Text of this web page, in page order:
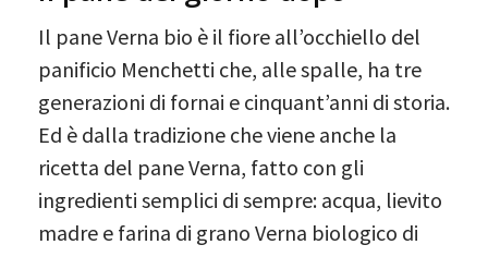
Il pane Verna bio è il fiore all’occhiello del
panificio Menchetti che, alle spalle, ha tre
generazioni di fornai e cinquant’anni di storia.
Ed è dalla tradizione che viene anche la
ricetta del pane Verna, fatto con gli
ingredienti semplici di sempre: acqua, lievito
madre e farina di grano Verna biologico di